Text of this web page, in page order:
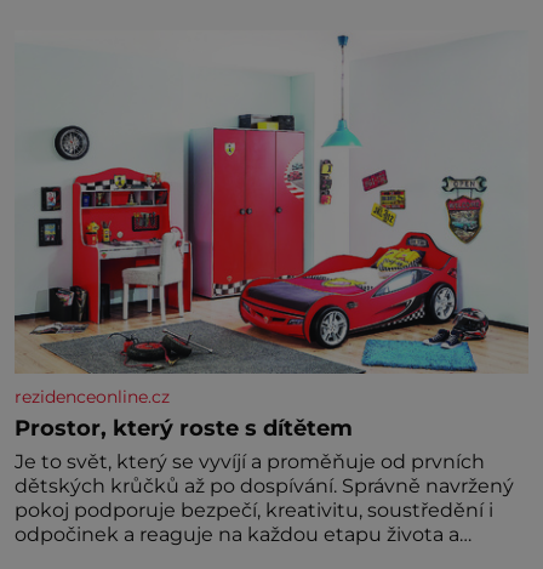
nedokážeme představit. Její příběh je
rezidenceonline.cz
Prostor, který roste s dítětem
Je to svět, který se vyvíjí a proměňuje od prvních
dětských krůčků až po dospívání. Správně navržený
pokoj podporuje bezpečí, kreativitu, soustředění i
odpočinek a reaguje na každou etapu života a